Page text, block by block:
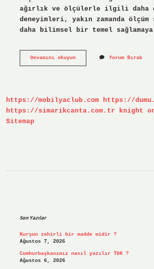
ağırlık ve ölçülerle ilgili daha
deneyimleri, yakın zamanda
daha bilimsel bir temel
Devamını okuyunİNç
Yorum Bırak
https://mobilyaclub.com https://
https://simarikcanta.com.tr
knight
Sitemap
Son Yazılar
Kurşun zehirli bir madde midir ?
Ağustos 7, 2026
Cumhurbaşkanımız nasıl yazılır TDK ?
Ağustos 6, 2026